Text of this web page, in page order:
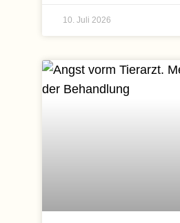
10. Juli 2026